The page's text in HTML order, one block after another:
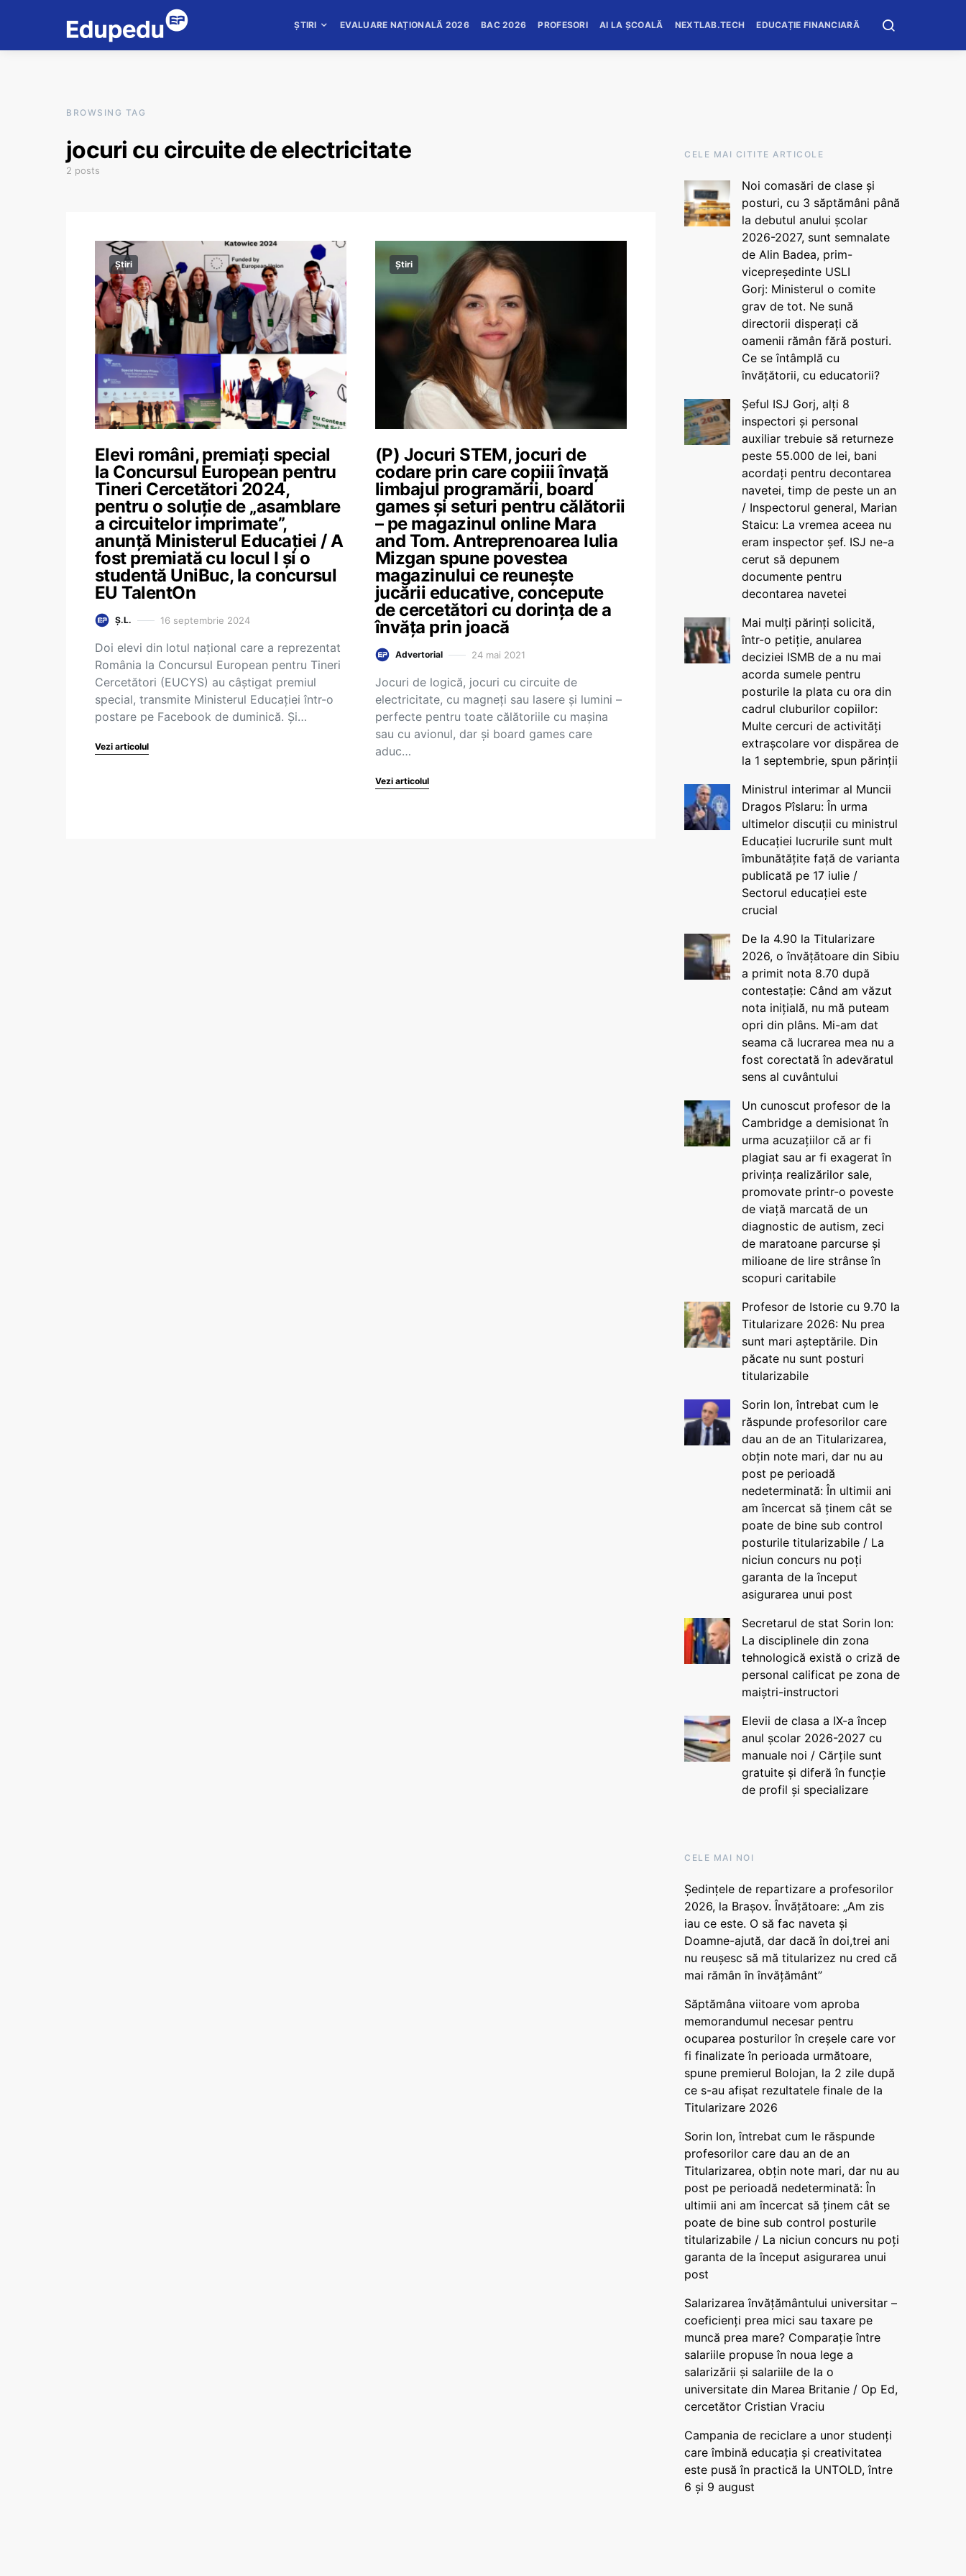
ȘTIRI EVALUARE NAȚIONALĂ 2026 BAC 2026 PROFESORI AI LA ȘCOALĂ NEXTLAB.TECH EDUCAȚIE FINANCIARĂ
BROWSING TAG
jocuri cu circuite de electricitate
2 posts
Știri
Elevi români, premiați special
la Concursul European pentru
Tineri Cercetători 2024,
pentru o soluție de „asamblare
a circuitelor imprimate”,
anunță Ministerul Educației / A
fost premiată cu locul I și o
studentă UniBuc, la concursul
EU TalentOn
Ș.L. 16 septembrie 2024
Doi elevi din lotul național care a reprezentat
România la Concursul European pentru Tineri
Cercetători (EUCYS) au câștigat premiul
special, transmite Ministerul Educației într-o
postare pe Facebook de duminică. Și…
Vezi articolul
Știri
(P) Jocuri STEM, jocuri de
codare prin care copiii învață
limbajul programării, board
games și seturi pentru călătorii
– pe magazinul online Mara
and Tom. Antreprenoarea Iulia
Mizgan spune povestea
magazinului ce reunește
jucării educative, concepute
de cercetători cu dorința de a
învăța prin joacă
Advertorial 24 mai 2021
Jocuri de logică, jocuri cu circuite de
electricitate, cu magneți sau lasere și lumini –
perfecte pentru toate călătoriile cu mașina
sau cu avionul, dar și board games care
aduc…
Vezi articolul
CELE MAI CITITE ARTICOLE
Noi comasări de clase și
posturi, cu 3 săptămâni până
la debutul anului școlar
2026-2027, sunt semnalate
de Alin Badea, prim-
vicepreședinte USLI
Gorj: Ministerul o comite
grav de tot. Ne sună
directorii disperați că
oamenii rămân fără posturi.
Ce se întâmplă cu
învățătorii, cu educatorii?
Șeful ISJ Gorj, alți 8
inspectori și personal
auxiliar trebuie să returneze
peste 55.000 de lei, bani
acordați pentru decontarea
navetei, timp de peste un an
/ Inspectorul general, Marian
Staicu: La vremea aceea nu
eram inspector șef. ISJ ne-a
cerut să depunem
documente pentru
decontarea navetei
Mai mulți părinți solicită,
într-o petiție, anularea
deciziei ISMB de a nu mai
acorda sumele pentru
posturile la plata cu ora din
cadrul cluburilor copiilor:
Multe cercuri de activități
extrașcolare vor dispărea de
la 1 septembrie, spun părinții
Ministrul interimar al Muncii
Dragos Pîslaru: În urma
ultimelor discuții cu ministrul
Educației lucrurile sunt mult
îmbunătățite față de varianta
publicată pe 17 iulie /
Sectorul educației este
crucial
De la 4.90 la Titularizare
2026, o învățătoare din Sibiu
a primit nota 8.70 după
contestație: Când am văzut
nota inițială, nu mă puteam
opri din plâns. Mi-am dat
seama că lucrarea mea nu a
fost corectată în adevăratul
sens al cuvântului
Un cunoscut profesor de la
Cambridge a demisionat în
urma acuzațiilor că ar fi
plagiat sau ar fi exagerat în
privința realizărilor sale,
promovate printr-o poveste
de viață marcată de un
diagnostic de autism, zeci
de maratoane parcurse și
milioane de lire strânse în
scopuri caritabile
Profesor de Istorie cu 9.70 la
Titularizare 2026: Nu prea
sunt mari așteptările. Din
păcate nu sunt posturi
titularizabile
Sorin Ion, întrebat cum le
răspunde profesorilor care
dau an de an Titularizarea,
obțin note mari, dar nu au
post pe perioadă
nedeterminată: În ultimii ani
am încercat să ținem cât se
poate de bine sub control
posturile titularizabile / La
niciun concurs nu poți
garanta de la început
asigurarea unui post
Secretarul de stat Sorin Ion:
La disciplinele din zona
tehnologică există o criză de
personal calificat pe zona de
maiștri-instructori
Elevii de clasa a IX-a încep
anul școlar 2026-2027 cu
manuale noi / Cărțile sunt
gratuite și diferă în funcție
de profil și specializare
CELE MAI NOI
Ședințele de repartizare a profesorilor
2026, la Brașov. Învățătoare: „Am zis
iau ce este. O să fac naveta și
Doamne-ajută, dar dacă în doi,trei ani
nu reușesc să mă titularizez nu cred că
mai rămân în învățământ”
Săptămâna viitoare vom aproba
memorandumul necesar pentru
ocuparea posturilor în creșele care vor
fi finalizate în perioada următoare,
spune premierul Bolojan, la 2 zile după
ce s-au afișat rezultatele finale de la
Titularizare 2026
Sorin Ion, întrebat cum le răspunde
profesorilor care dau an de an
Titularizarea, obțin note mari, dar nu au
post pe perioadă nedeterminată: În
ultimii ani am încercat să ținem cât se
poate de bine sub control posturile
titularizabile / La niciun concurs nu poți
garanta de la început asigurarea unui
post
Salarizarea învățământului universitar –
coeficienți prea mici sau taxare pe
muncă prea mare? Comparație între
salariile propuse în noua lege a
salarizării și salariile de la o
universitate din Marea Britanie / Op Ed,
cercetător Cristian Vraciu
Campania de reciclare a unor studenți
care îmbină educația și creativitatea
este pusă în practică la UNTOLD, între
6 și 9 august